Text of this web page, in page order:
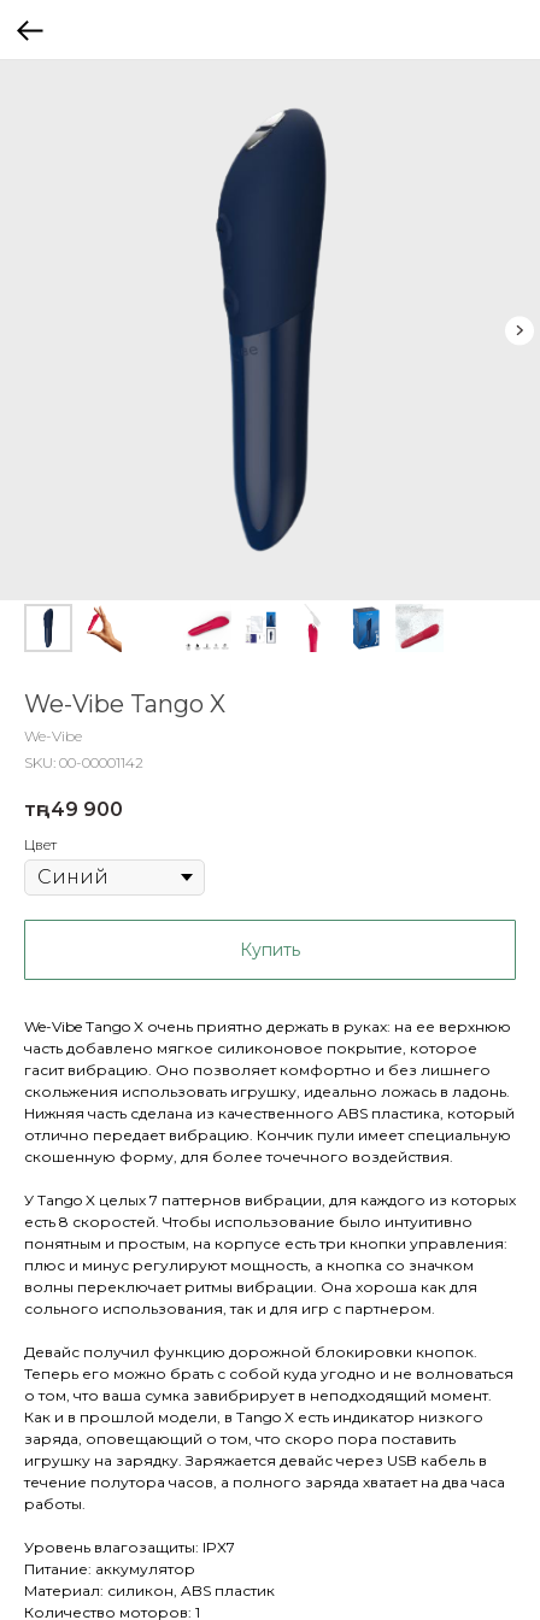
We-Vibe Tango X
We-Vibe
SKU: 00-00001142
тңг.49 900
Цвет
Купить
We-Vibe Tango X очень приятно держать в руках: на ее верхнюю
часть добавлено мягкое силиконовое покрытие, которое
гасит вибрацию. Оно позволяет комфортно и без лишнего
скольжения использовать игрушку, идеально ложась в ладонь.
Нижняя часть сделана из качественного ABS пластика, который
отлично передает вибрацию. Кончик пули имеет специальную
скошенную форму, для более точечного воздействия.
У Tango X целых 7 паттернов вибрации, для каждого из которых
есть 8 скоростей. Чтобы использование было интуитивно
понятным и простым, на корпусе есть три кнопки управления:
плюс и минус регулируют мощность, а кнопка со значком
волны переключает ритмы вибрации. Она хороша как для
сольного использования, так и для игр с партнером.
Девайс получил функцию дорожной блокировки кнопок.
Теперь его можно брать с собой куда угодно и не волноваться
о том, что ваша сумка завибрирует в неподходящий момент.
Как и в прошлой модели, в Tango X есть индикатор низкого
заряда, оповещающий о том, что скоро пора поставить
игрушку на зарядку. Заряжается девайс через USB кабель в
течение полутора часов, а полного заряда хватает на два часа
работы.
Уровень влагозащиты: IPX7
Питание: аккумулятор
Материал: силикон, ABS пластик
Количество моторов: 1